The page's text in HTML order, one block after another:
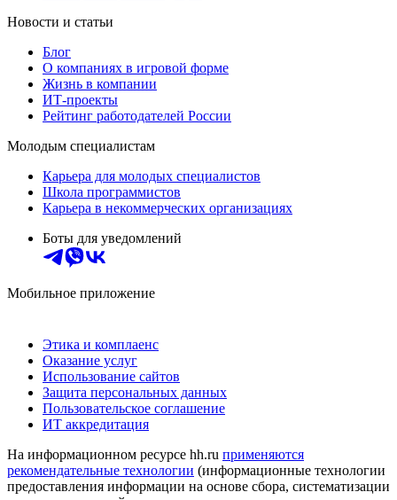
Новости и статьи
Блог
О компаниях в игровой форме
Жизнь в компании
ИТ-проекты
Рейтинг работодателей России
Молодым специалистам
Карьера для молодых специалистов
Школа программистов
Карьера в некоммерческих организациях
Боты для уведомлений
Мобильное приложение
Этика и комплаенс
Оказание услуг
Использование сайтов
Защита персональных данных
Пользовательское соглашение
ИТ аккредитация
На информационном ресурсе hh.ru применяются
рекомендательные технологии (информационные технологии
предоставления информации на основе сбора, систематизации